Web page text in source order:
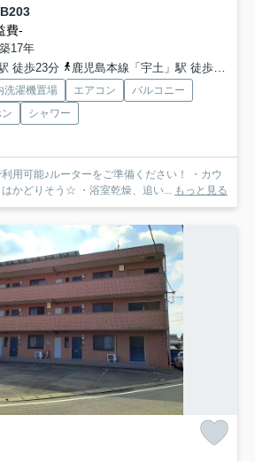
B203
費-
17年
徒歩23分
鹿児島本線「宇土」駅 徒歩44分
洗濯機置場 エアコン
バルコニー
シャワー
用可能♪ルーターをご準備ください！ ・カウ
かどりそう☆ ・浴室乾燥、追い... もっと見る